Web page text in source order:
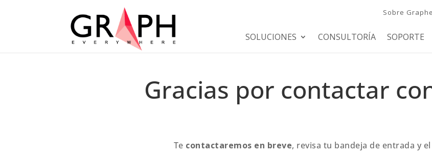
Sobre
SOLUCIONES CONSULTORÍA SOPORTE
Gracias por contactar
Te contactaremos en breve, revisa tu bandeja de entrada y